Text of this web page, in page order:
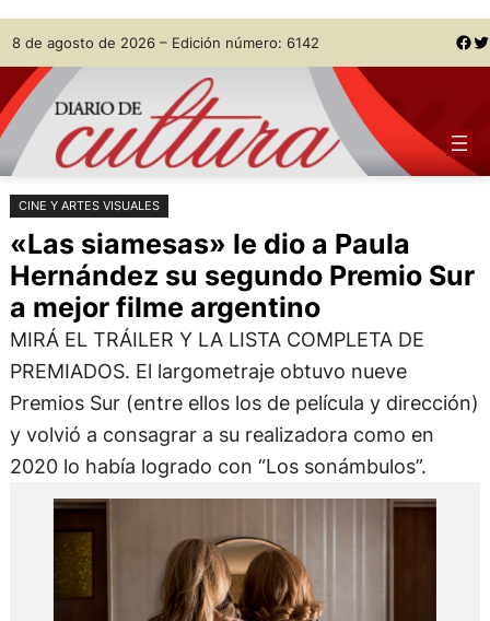
Saltar
al
contenido
Skip
to
content
8 de agosto de 2026 – Edición número: 6142 Facebook Twitter
CINE Y ARTES VISUALES
«Las siamesas» le dio a Paula
Hernández su segundo Premio Sur
a mejor filme argentino
MIRÁ EL TRÁILER Y LA LISTA COMPLETA DE
PREMIADOS. El largometraje obtuvo nueve
Premios Sur (entre ellos los de película y dirección)
y volvió a consagrar a su realizadora como en
2020 lo había logrado con “Los sonámbulos”.